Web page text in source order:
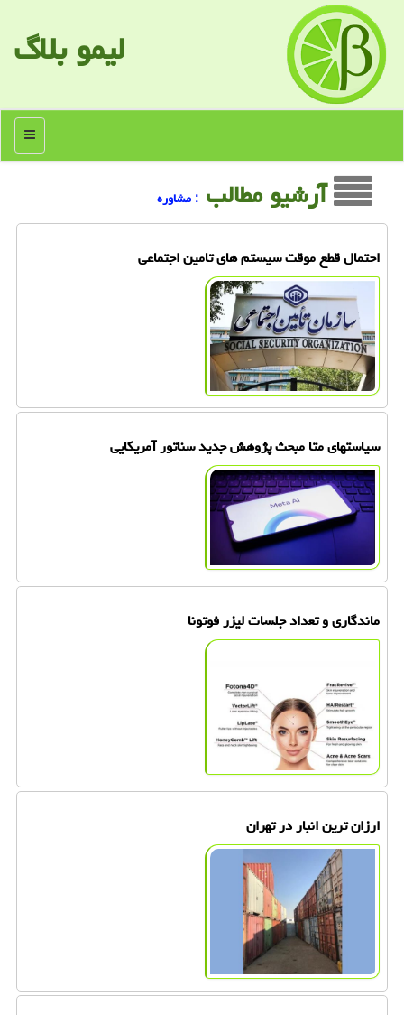
لیمو بلاگ
منو
آرشیو مطالب : مشاوره
احتمال قطع موقت سیستم های تامین اجتماعی
سیاستهای متا مبحث پژوهش جدید سناتور آمریکایی
ماندگاری و تعداد جلسات لیزر فوتونا
ارزان ترین انبار در تهران